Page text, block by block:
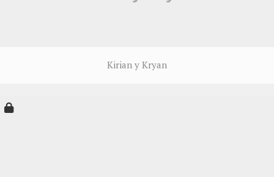
Kirian y Kryan